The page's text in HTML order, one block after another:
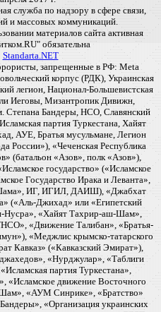
служба по надзору в сфере связи,
и массовых коммуникаций.
материалов сайта активная
обязательна
Standarta.NET
запрещенные в РФ: Meta
корпус (РДК), Украинская
легион, Национал-Большевистская
Иеговы, Мизантропик Дивижн,
Степана Бандеры, НСО, Славянский
партия Туркестана, Хайят
АУЕ, Братья мусульмане, Легион
России»), «Чеченская Республика
(батальон «Азов», полк «Азов»),
государство» («Исламское
Государство Ирака и Леванта»,
Шама», ИГ, ИГИЛ, ДАИШ), «Джабхат
(«Аль-Джихад» или «Египетский
Нусра», «Хайят Тахрир-аш-Шам»,
«Движение Талибан», «Братья-
«Меджлис крымско-татарского
Кавказ» («Кавказский Эмират»),
«Нурджулар», «Таблиги
партия Туркестана»,
«Исламское движение Восточного
«АУМ Синрике», «Братство»
«Организация украинских